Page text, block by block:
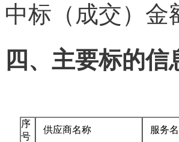
中标（成交）金
四、主要标的信
序
号
供应商名称 服务